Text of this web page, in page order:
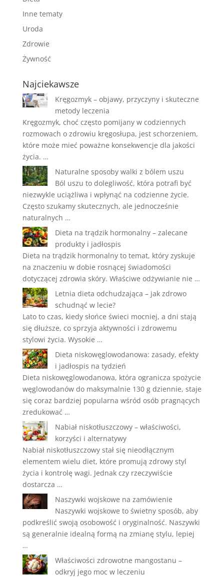
Inne tematy
Uroda
Zdrowie
Żywność
Najciekawsze
Kręgozmyk – objawy, przyczyny i skuteczne
metody leczenia
Kręgozmyk, choć często pomijany w codziennych
rozmowach o zdrowiu kręgosłupa, jest schorzeniem,
które może mieć poważne konsekwencje dla jakości
życia. …
Naturalne sposoby walki z bólem uszu
Ból uszu to dolegliwość, która potrafi być
niezwykle uciążliwa i wpłynąć na codzienne życie.
Często szukamy skutecznych, ale jednocześnie
naturalnych …
Dieta na trądzik hormonalny – zalecane
produkty i jadłospis
Dieta na trądzik hormonalny to temat, który zyskuje
na znaczeniu w dobie rosnącej świadomości
dotyczącej zdrowia skóry. Właściwe odżywianie nie …
Letnia dieta odchudzająca – jak zdrowo
schudnąć w lecie?
Lato to czas, kiedy słońce świeci mocniej, a dni stają
się dłuższe, co sprzyja aktywności i zdrowemu
stylowi życia. Wysokie …
Dieta niskowęglowodanowa: zasady, efekty
i jadłospis na tydzień
Dieta niskowęglowodanowa, która ogranicza spożycie
węglowodanów do maksymalnie 130 g dziennie, staje
się coraz bardziej popularna wśród osób pragnących
zredukować …
Nabiał niskotłuszczowy – właściwości,
korzyści i alternatywy
Nabiał niskotłuszczowy stał się nieodłącznym
elementem wielu diet, które promują zdrowy styl
życia i kontrolę wagi. Jednak czy rzeczywiście
dostarcza …
Naszywki wojskowe na zamówienie
Naszywki wojskowe to świetny sposób, aby
podkreślić swoją osobowość i oryginalność. Naszywki
są generalnie idealną formą na zmianę stylu, lepiej
…
Właściwości zdrowotne mangostanu –
odkryj jego moc w leczeniu